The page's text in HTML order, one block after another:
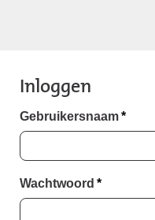
Inloggen
Gebruikersnaam*
Wachtwoord *